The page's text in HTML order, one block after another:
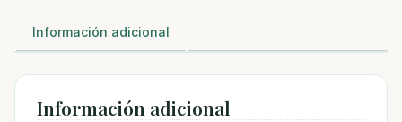
cantidad
Información adicional
Información adicional